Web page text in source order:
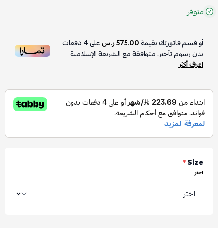
متوفر
أو قسم فاتورتك بقيمة575.00 ر.س على4دفعات
بدون رسوم تأخير، متوافقة مع الشريعة الإسلامية
اعرف أكثر
Size
*
اختر